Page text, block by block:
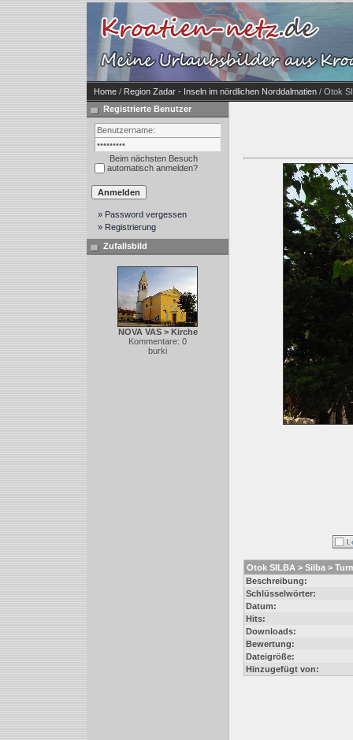
Home / Region Zadar - Inseln im nördlichen Norddalmatien / Otok
Registrierte Benutzer
Beim nächsten Besuch
automatisch anmelden?
» Password vergessen
» Registrierung
Zufallsbild
NOVA VAS > Kirche
Kommentare: 0
burki
Otok SILBA > Silba >
Beschreibung:
Schlüsselwörter:
Datum:
Hits:
Downloads:
Bewertung:
Dateigröße:
Hinzugefügt von: